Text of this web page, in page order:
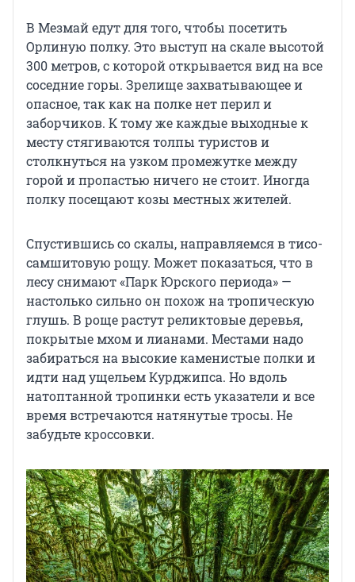
В Мезмай едут для того, чтобы посетить
Орлиную полку. Это выступ на скале высотой
300 метров, с которой открывается вид на все
соседние горы. Зрелище захватывающее и
опасное, так как на полке нет перил и
заборчиков. К тому же каждые выходные к
месту стягиваются толпы туристов и
столкнуться на узком промежутке между
горой и пропастью ничего не стоит. Иногда
полку посещают козы местных жителей.
Спустившись со скалы, направляемся в тисо-
самшитовую рощу. Может показаться, что в
лесу снимают «Парк Юрского периода» —
настолько сильно он похож на тропическую
глушь. В роще растут реликтовые деревья,
покрытые мхом и лианами. Местами надо
забираться на высокие каменистые полки и
идти над ущельем Курджипса. Но вдоль
натоптанной тропинки есть указатели и все
время встречаются натянутые тросы. Не
забудьте кроссовки.